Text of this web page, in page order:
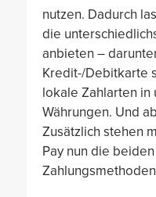
nutzen. Dadurch
die
anbieten –
Kredit-/Debitkarte
lokale Zahlarten in
Währungen. Und
Zusätzlich stehen
Pay nun die